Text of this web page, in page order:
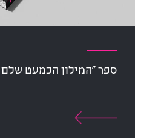
ספר "המילון הכמעט שלם